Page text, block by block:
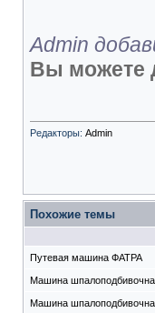
Admin
Вы можете
Редакторы: Admin
Похожие темы
Путевая машина ФАТРА
Машина
Машина